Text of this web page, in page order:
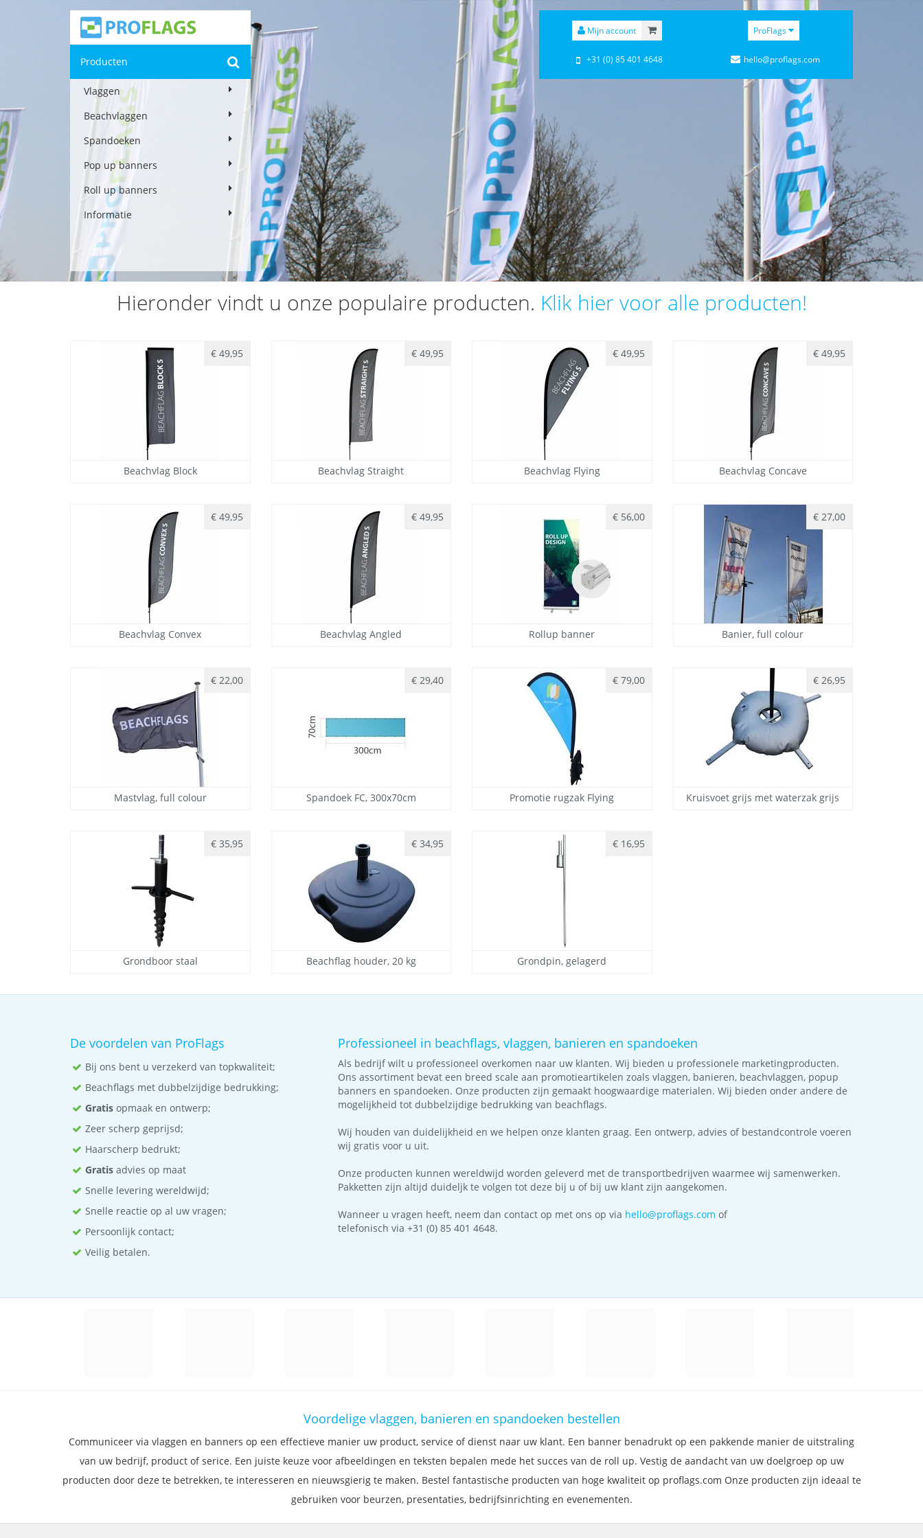
Producten
Vlaggen
Beachvlaggen
Spandoeken
Pop up banners
Roll up banners
Informatie
Mijn account ProFlags
+31 (0) 85 401 4648 hello@proflags.com
Hieronder vindt u onze populaire producten. Klik hier voor alle producten!
Beachvlag Block
€ 49,95
Beachvlag Straight
€ 49,95
Beachvlag Flying
€ 49,95
Beachvlag Concave
€ 49,95
Beachvlag Convex
€ 49,95
Beachvlag Angled
€ 49,95
Rollup banner
€ 56,00
Banier, full colour
€ 27,00
Mastvlag, full colour
€ 22,00
Spandoek FC, 300x70cm
€ 29,40
Promotie rugzak Flying
€ 79,00
Kruisvoet grijs met waterzak grijs
€ 26,95
Grondboor staal
€ 35,95
Beachflag houder, 20 kg
€ 34,95
Grondpin, gelagerd
€ 16,95
De voordelen van ProFlags
Bij ons bent u verzekerd van topkwaliteit;
Beachflags met dubbelzijdige bedrukking;
Gratis opmaak en ontwerp;
Zeer scherp geprijsd;
Haarscherp bedrukt;
Gratis advies op maat
Snelle levering wereldwijd;
Snelle reactie op al uw vragen;
Persoonlijk contact;
Veilig betalen.
Professioneel in beachflags, vlaggen, banieren en spandoeken
Als bedrijf wilt u professioneel overkomen naar uw klanten. Wij bieden u professionele marketingproducten.
Ons assortiment bevat een breed scale aan promotieartikelen zoals vlaggen, banieren, beachvlaggen, popup
banners en spandoeken. Onze producten zijn gemaakt hoogwaardige materialen. Wij bieden onder andere de
mogelijkheid tot dubbelzijdige bedrukking van beachflags.
Wij houden van duidelijkheid en we helpen onze klanten graag. Een ontwerp, advies of bestandcontrole voeren
wij gratis voor u uit.
Onze producten kunnen wereldwijd worden geleverd met de transportbedrijven waarmee wij samenwerken.
Pakketten zijn altijd duideljk te volgen tot deze bij u of bij uw klant zijn aangekomen.
Wanneer u vragen heeft, neem dan contact op met ons op via hello@proflags.com of
telefonisch via +31 (0) 85 401 4648.
Voordelige vlaggen, banieren en spandoeken bestellen
Communiceer via vlaggen en banners op een effectieve manier uw product, service of dienst naar uw klant. Een banner benadrukt op een pakkende manier de uitstraling
van uw bedrijf, product of serice. Een juiste keuze voor afbeeldingen en teksten bepalen mede het succes van de roll up. Vestig de aandacht van uw doelgroep op uw
producten door deze te betrekken, te interesseren en nieuwsgierig te maken. Bestel fantastische producten van hoge kwaliteit op proflags.com Onze producten zijn ideaal te
gebruiken voor beurzen, presentaties, bedrijfsinrichting en evenementen.